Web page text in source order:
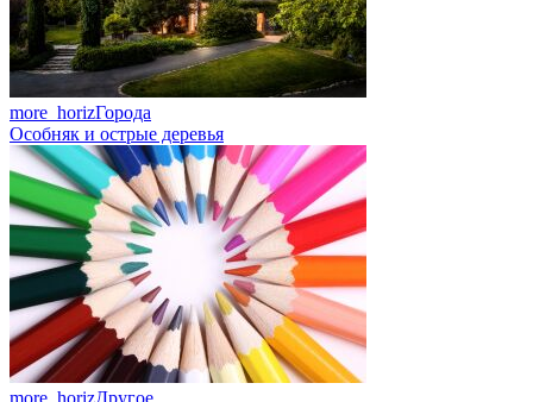
more_horizГорода
Особняк и острые деревья
more_horizДругое